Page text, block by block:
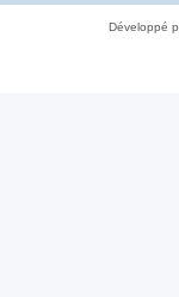
Développé